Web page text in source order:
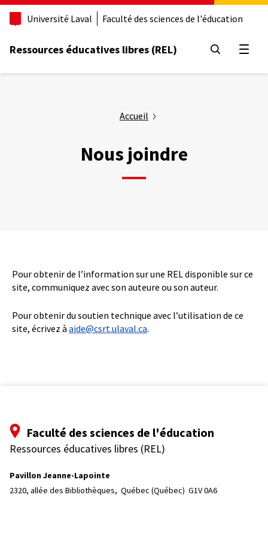
Aller
principal
Université Laval Faculté des sciences de l'éducation
Ressources éducatives libres (REL)
Accueil
Nous joindre
Pour obtenir de l’information sur une REL disponible sur ce
site, communiquez avec son auteure ou son auteur.
Pour obtenir du soutien technique avec l’utilisation de ce
site, écrivez à aide@csrt.ulaval.ca.
Faculté des sciences de l'éducation
Ressources éducatives libres (REL)
Pavillon Jeanne-Lapointe
2320, allée des Bibliothèques, Québec (Québec)  G1V 0A6